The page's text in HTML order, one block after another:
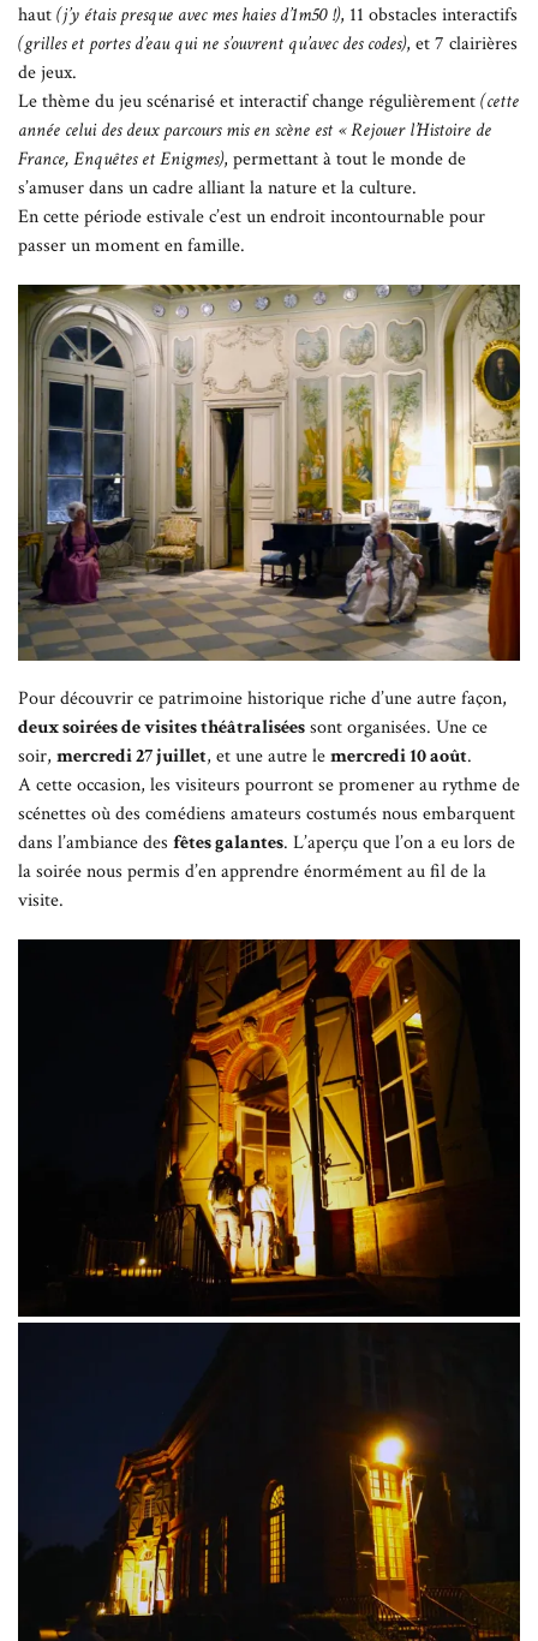
haut(j’y étais presque avec mes haies d’1m50 !), 11 obstacles interactifs
(grilles et portes d’eau qui ne s’ouvrent qu’avec des codes), et 7 clairières
de jeux.
Le thème du jeu scénarisé et interactif change régulièrement(cette
année celui des deux parcours mis en scène est « Rejouer l’Histoire de
France, Enquêtes et Enigmes), permettant à tout le monde de
s’amuser dans un cadre alliant la nature et la culture.
En cette période estivale c’est un endroit incontournable pour
passer un moment en famille.
Pour découvrir ce patrimoine historique riche d’une autre façon,
deux soirées de visites théâtraliséessont organisées. Une ce
soir, mercredi 27 juillet, et une autre lemercredi 10 août.
A cette occasion, les visiteurs pourront se promener au rythme de
scénettes où des comédiens amateurs costumés nous embarquent
dans l’ambiance des fêtes galantes. L’aperçu que l’on a eu lors de
la soirée nous permis d’en apprendre énormément au fil de la
visite.